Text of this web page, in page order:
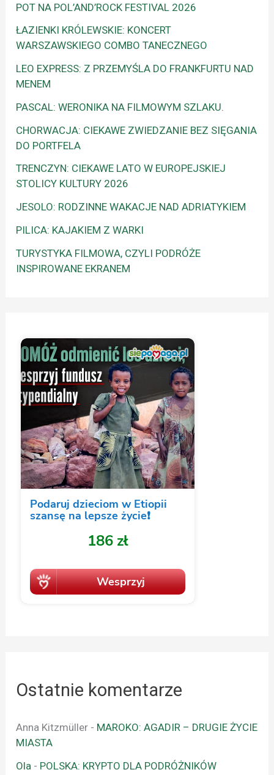
POT NA POL’AND’ROCK FESTIVAL 2026
ŁAZIENKI KRÓLEWSKIE: KONCERT
WARSZAWSKIEGO COMBO TANECZNEGO
LEO EXPRESS: Z PRZEMYŚLA DO FRANKFURTU NAD
MENEM
PASCAL: WERONIKA NA FILMOWYM SZLAKU.
CHORWACJA: CIEKAWE ZWIEDZANIE BEZ SIĘGANIA
DO PORTFELA
TRENCZYN: CIEKAWE LATO W EUROPEJSKIEJ
STOLICY KULTURY 2026
JESOLO: RODZINNE WAKACJE NAD ADRIATYKIEM
PILICA: KAJAKIEM Z WARKI
TURYSTYKA FILMOWA, CZYLI PODRÓŻE
INSPIROWANE EKRANEM
Ostatnie komentarze
Anna Kitzmüller - MAROKO: AGADIR – DRUGIE ŻYCIE
MIASTA
Ola - POLSKA: KRYPTO DLA PODRÓŻNIKÓW